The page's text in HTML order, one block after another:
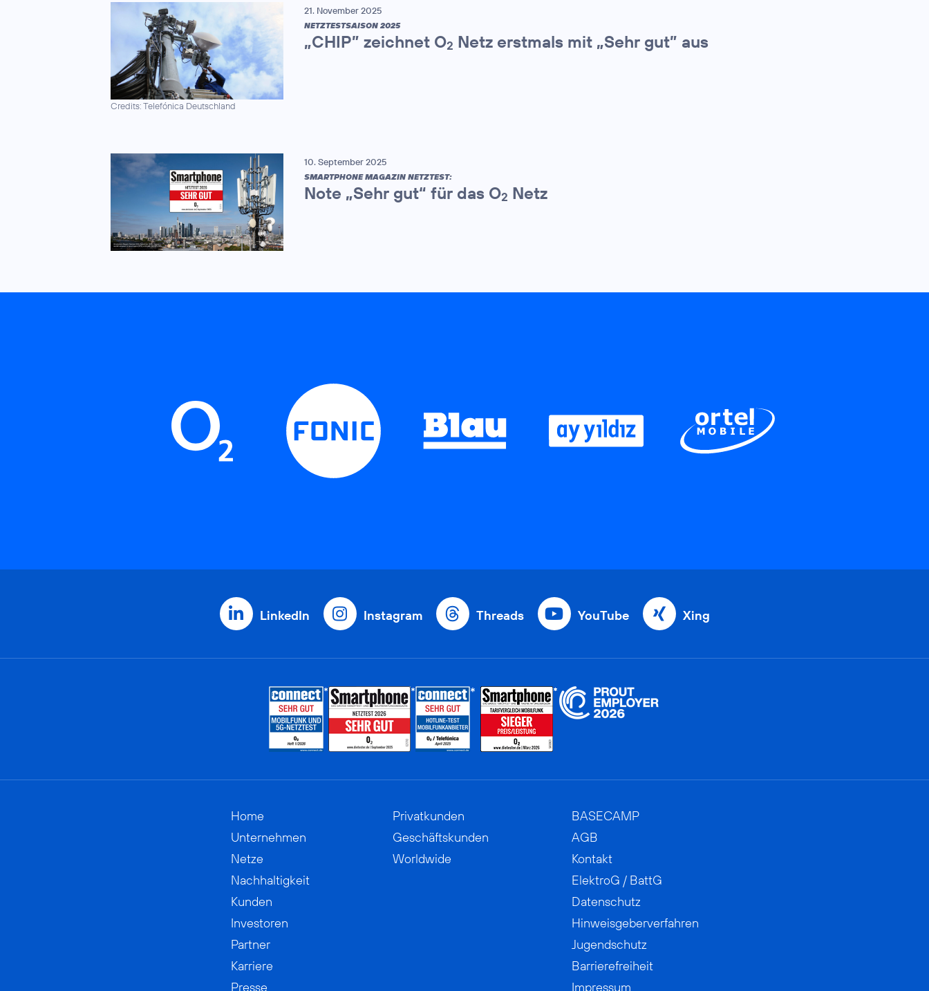
Credits: Telefónica Deutschland
21. November 2025
NETZTESTSAISON 2025
„CHIP” zeichnet O2 Netz erstmals mit „Sehr gut” aus
10. September 2025
SMARTPHONE MAGAZIN NETZTEST:
Note „Sehr gut“ für das O2 Netz
LinkedIn Instagram Threads YouTube Xing
Home
Unternehmen
Netze
Nachhaltigkeit
Kunden
Investoren
Partner
Karriere
Presse
Privatkunden
Geschäftskunden
Worldwide
BASECAMP
AGB
Kontakt
ElektroG / BattG
Datenschutz
Hinweisgeberverfahren
Jugendschutz
Barrierefreiheit
Impressum